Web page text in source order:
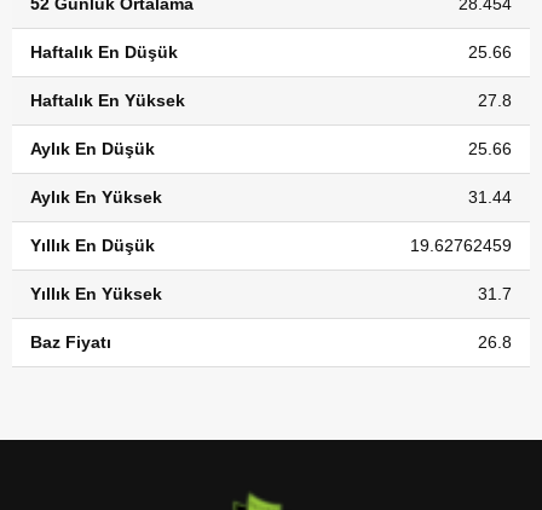
Haftalık En Düşük 25.66
Haftalık En Yüksek 27.8
Aylık En Düşük 25.66
Aylık En Yüksek 31.44
Yıllık En Düşük 19.62762459
Yıllık En Yüksek 31.7
Baz Fiyatı 26.8